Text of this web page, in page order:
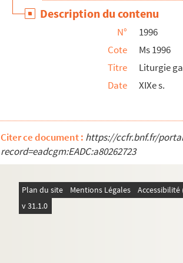
Ms 2029. Lettres autographes, 1804-1864
Ms 2030. Papiers du docteur Blondon
Ms 2031. Edouard Grenier. Poésies.
Ms 2032. Papiers concernant les familles
Ms 2033. Documents relatifs à la terre de
Ms 2035-2037. Carnets de route du
Ms 2038. Aumônes distribuées à Nozeroy,
Ms 2039. Dr Louis Richard. "La France et
Ms 2041. Lettres de la comtesse Georges
Ms 2042. "Mémoire des journées d'ouvriers
Description du contenu
N°
1996
Cote
Ms 1996
Titre
Liturgie
Date
XIXe s.
Citer ce document : https://ccfr.bnf.fr/
record=eadcgm:EADC:a80262723
Plan du site Mentions Légales
v 31.1.0